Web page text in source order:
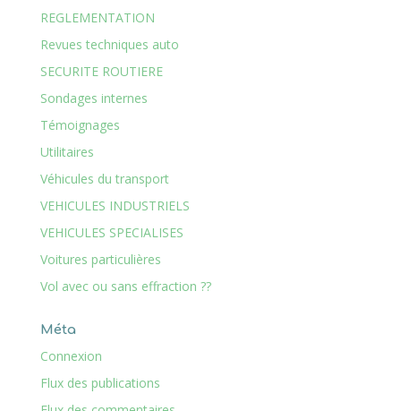
REGLEMENTATION
Revues techniques auto
SECURITE ROUTIERE
Sondages internes
Témoignages
Utilitaires
Véhicules du transport
VEHICULES INDUSTRIELS
VEHICULES SPECIALISES
Voitures particulières
Vol avec ou sans effraction ??
Méta
Connexion
Flux des publications